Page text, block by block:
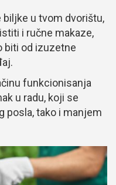
biljke u tvom dvorištu,
i ručne makaze,
biti od izuzetne
funkcionisanja
u radu, koji se
posla, tako i manjem